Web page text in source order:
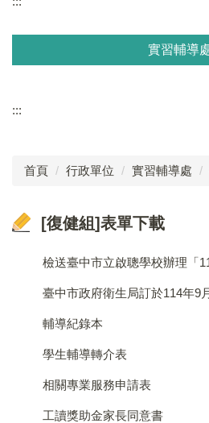
實習輔導
工作執掌
法令規章
業務成果
表單下載
實習就業輔導組
:::
首頁 行政單位 實習輔導處
[復健組]表單下載
檢送臺中市立啟聰學校辦理「114學年度聽障新生學習適應輔導座談會」實施計畫1份，
臺中市政府衛生局訂於114年9月10日(星期三)辦理「114年自殺防治教育訓練」，請各校轉知所
輔導紀錄本
學生輔導轉介表
相關專業服務申請表
工讀獎助金家長同意書